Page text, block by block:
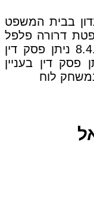
בבית המשפט
דרורה פלפל
(תא (ת"א) 2469/02) – ביום 8.4.08 ניתן פסק דין
החבות, ביום 23.2.09 ניתן פסק דין בעניין
לוח